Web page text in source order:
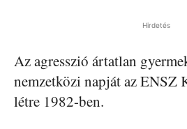
Hirdetés
Az agresszió ártatlan
nemzetközi napját az ENSZ
létre 1982-ben.